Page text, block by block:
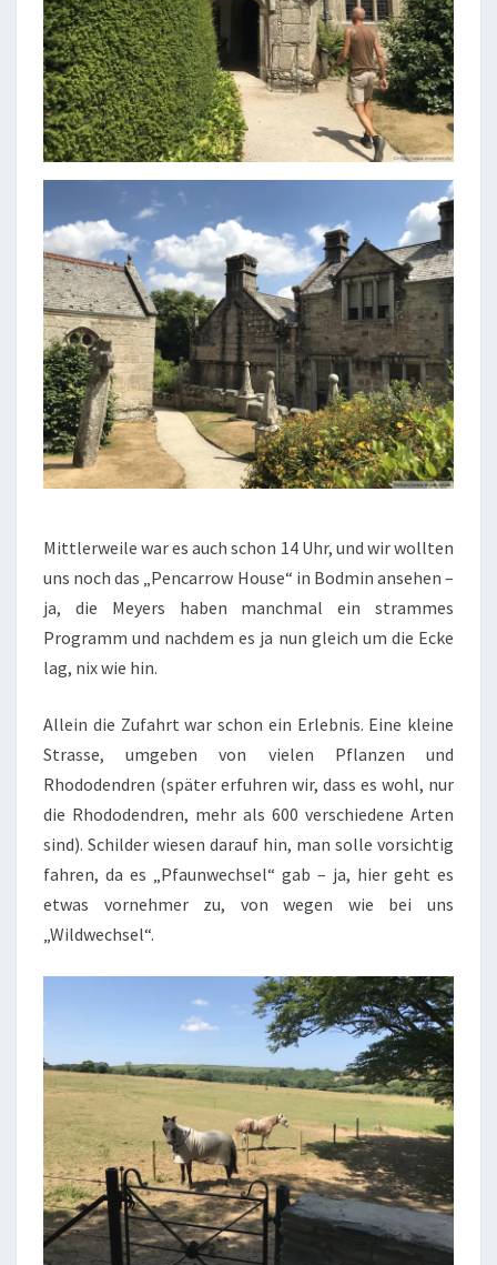
Mittlerweile war es auch schon 14 Uhr, und wir wollten
uns noch das „Pencarrow House“ in Bodmin ansehen –
ja, die Meyers haben manchmal ein strammes
Programm und nachdem es ja nun gleich um die Ecke
lag, nix wie hin.
Allein die Zufahrt war schon ein Erlebnis. Eine kleine
Strasse, umgeben von vielen Pflanzen und
Rhododendren (später erfuhren wir, dass es wohl, nur
die Rhododendren, mehr als 600 verschiedene Arten
sind). Schilder wiesen darauf hin, man solle vorsichtig
fahren, da es „Pfaunwechsel“ gab – ja, hier geht es
etwas vornehmer zu, von wegen wie bei uns
„Wildwechsel“.